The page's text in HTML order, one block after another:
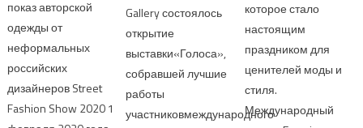
показ авторской
одежды от
неформальных
российских
дизайнеров Street
Fashion Show 2020 1
Gallery состоялось
открытие
выставки«Голоса»,
собравшей лучшие
работы
участниковмеждународного
которое стало
настоящим
праздником для
ценителей моды и
стиля.
Международный